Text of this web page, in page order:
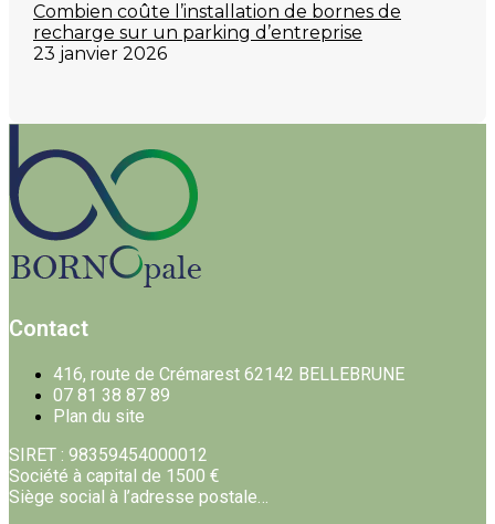
Combien coûte l’installation de bornes de
recharge sur un parking d’entreprise
23 janvier 2026
Contact
416, route de Crémarest 62142 BELLEBRUNE
07 81 38 87 89
Plan du site
SIRET : 98359454000012
Société à capital de 1500 €
Siège social à l’adresse postale…